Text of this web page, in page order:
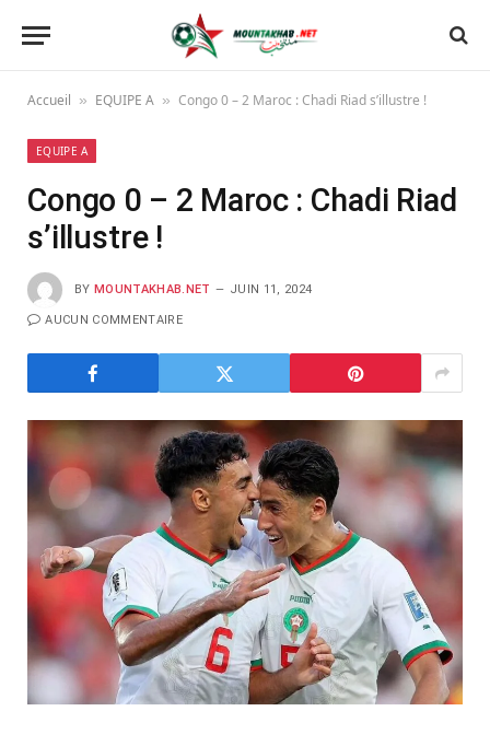
Accueil » EQUIPE A » Congo 0 – 2 Maroc : Chadi Riad s’illustre !
EQUIPE A
Congo 0 – 2 Maroc : Chadi Riad
s’illustre !
BY MOUNTAKHAB.NET JUIN 11, 2024
AUCUN COMMENTAIRE